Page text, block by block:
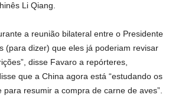
Li Qiang.
a reunião bilateral entre o Presidente
(para dizer) que eles já poderiam revisar
disse Favaro a repórteres,
que a China agora está “estudando os
resumir a compra de carne de aves”.